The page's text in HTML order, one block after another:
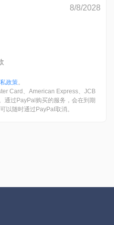
8/8/2028
政策。
Card、American Express、JCB
通过PayPal购买的服务，会在到期
以随时通过PayPal取消。